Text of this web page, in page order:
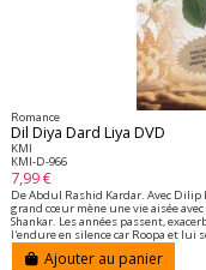
Romance
Dil Diya Dard Liya DVD
KMI
KMI-D-966
7,99 €
De Abdul Rashid Kardar. Avec
grand cœur mène une vie aisée
Shankar. Les années passent,
l'endure en silence car Roopa et lui
Ajouter au panier